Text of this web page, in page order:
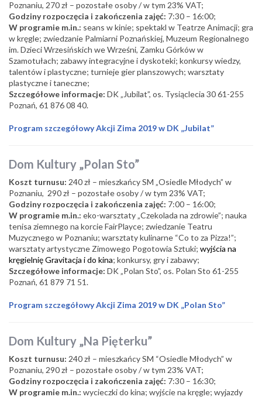
Poznaniu, 270 zł – pozostałe osoby / w tym 23% VAT;
Godziny rozpoczęcia i zakończenia zajęć: 7:30 – 16:00;
W programie m.in.: seans w kinie; spektakl w Teatrze Animacji; gra
w kręgle; zwiedzanie Palmiarni Poznańskiej, Muzeum Regionalnego
im. Dzieci Wrzesińskich we Wrześni, Zamku Górków w
Szamotułach; zabawy integracyjne i dyskoteki; konkursy wiedzy,
talentów i plastyczne; turnieje gier planszowych; warsztaty
plastyczne i taneczne;
Szczegółowe informacje: DK „Jubilat”, os. Tysiąclecia 30 61-255
Poznań, 61 876 08 40.
Program szczegółowy Akcji Zima 2019 w DK „Jubilat”
Dom Kultury „Polan Sto”
Koszt turnusu: 240 zł – mieszkańcy SM „Osiedle Młodych” w
Poznaniu, 290 zł – pozostałe osoby / w tym 23% VAT;
Godziny rozpoczęcia i zakończenia zajęć: 7:00 – 16:00;
W programie m.in.: eko-warsztaty „Czekolada na zdrowie”; nauka
tenisa ziemnego na korcie FairPlayce; zwiedzanie Teatru
Muzycznego w Poznaniu; warsztaty kulinarne “Co to za Pizza!”;
warsztaty artystyczne Zimowego Pogotowia Sztuki; wyjścia na
kręgielnię Gravitacja i do kina; konkursy, gry i zabawy;
Szczegółowe informacje: DK „Polan Sto”, os. Polan Sto 61-255
Poznań, 61 879 71 51.
Program szczegółowy Akcji Zima 2019 w DK „Polan Sto”
Dom Kultury „Na Pięterku”
Koszt turnusu: 240 zł – mieszkańcy SM “Osiedle Młodych” w
Poznaniu, 290 zł – pozostałe osoby / w tym 23% VAT;
Godziny rozpoczęcia i zakończenia zajęć: 7:30 – 16:30;
W programie m.in.: wycieczki do kina; wyjście na kręgle; wyjazdy